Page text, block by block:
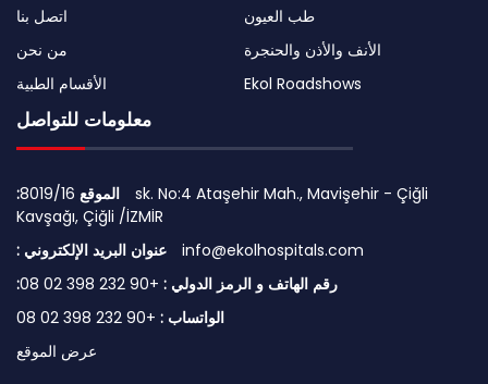
اتصل بنا
من نحن
الأقسام الطبية
طب العيون
الأنف والأذن والحنجرة
Ekol Roadshows
معلومات للتواصل
:الموقع 8019/16 sk. No:4 Ataşehir Mah., Mavişehir - Çiğli
Kavşağı, Çiğli /İZMİR
info@ekolhospitals.com
:رقم الهاتف و الرمز الدولي : +90 232 398 02 08
الواتساب : +90 232 398 02 08
عرض الموقع